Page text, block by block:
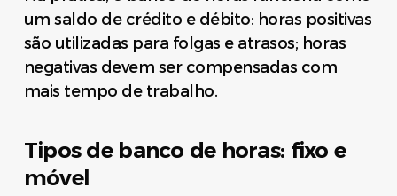
um saldo de crédito e débito: horas positivas
são utilizadas para folgas e atrasos; horas
negativas devem ser compensadas com
mais tempo de trabalho.
Tipos de banco de horas: fixo e
móvel